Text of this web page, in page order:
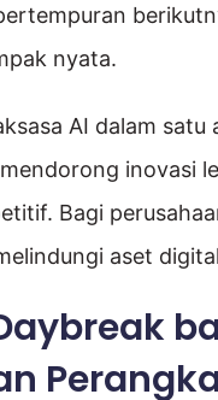
nyata.
AI dalam
inovasi
Bagi
aset